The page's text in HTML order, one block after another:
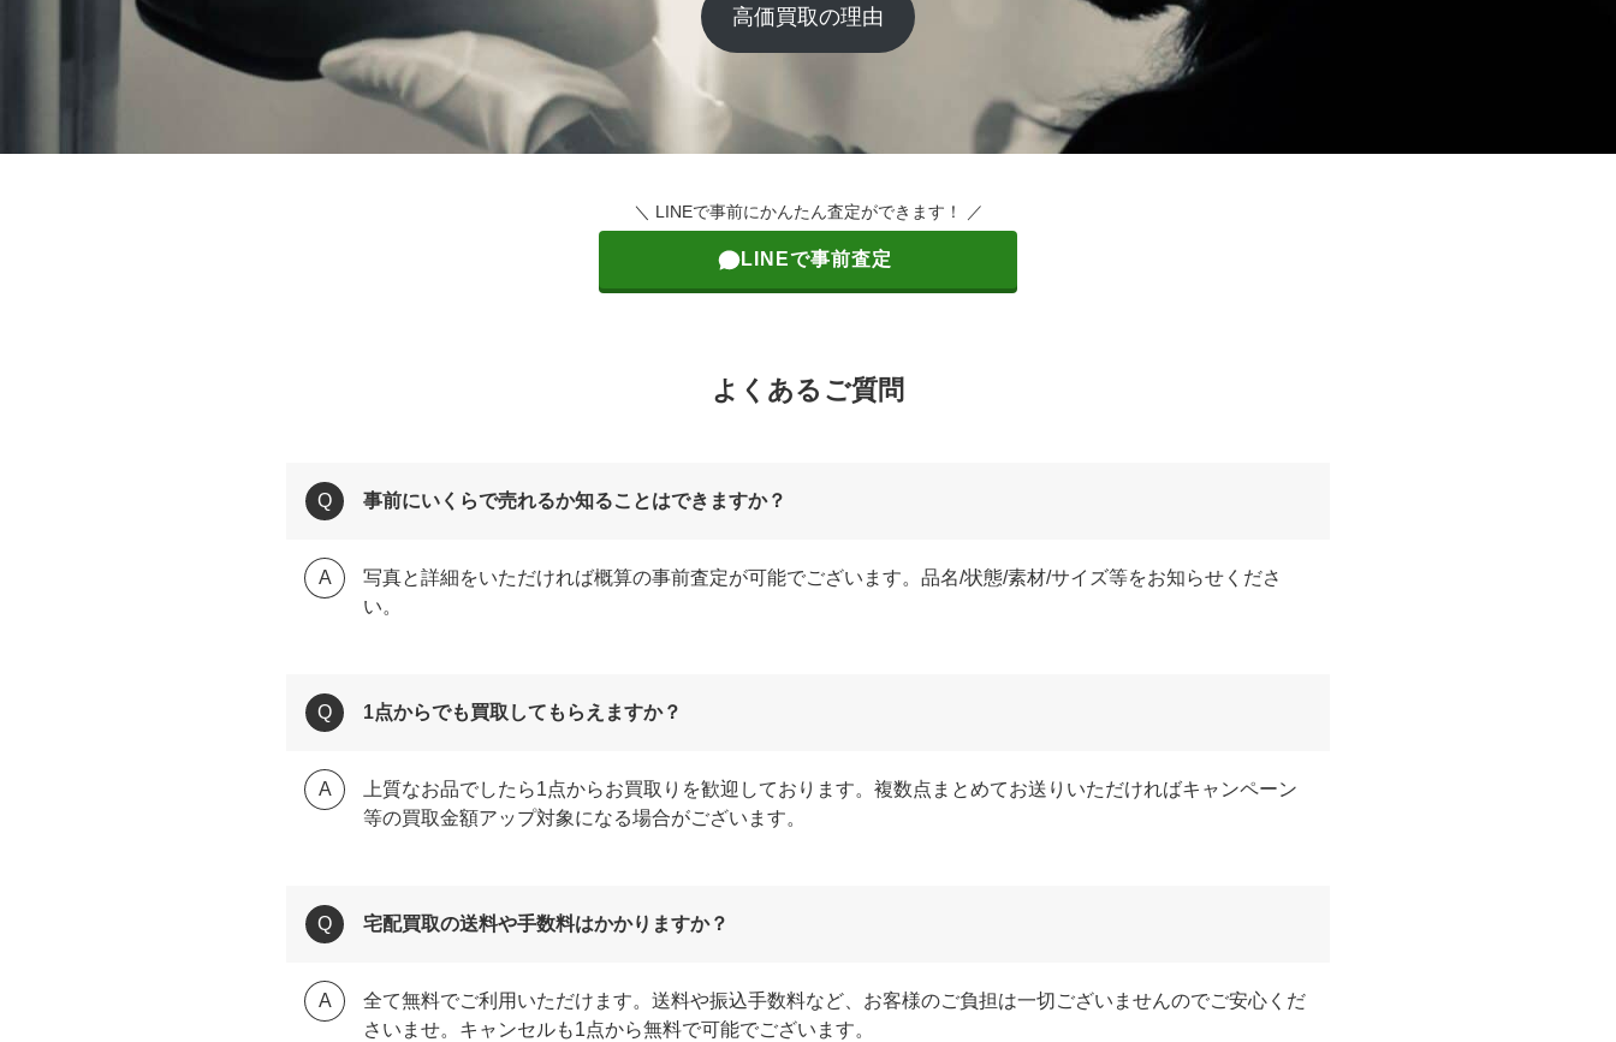
高価買取の理由
＼ LINEで事前にかんたん査定ができます！ ／
LINEで事前査定
よくあるご質問
事前にいくらで売れるか知ることはできますか？
写真と詳細をいただければ概算の事前査定が可能でございます。品名/状態/素材/サイズ等をお知らせくださ
い。
1点からでも買取してもらえますか？
上質なお品でしたら1点からお買取りを歓迎しております。複数点まとめてお送りいただければキャンペーン
等の買取金額アップ対象になる場合がございます。
宅配買取の送料や手数料はかかりますか？
全て無料でご利用いただけます。送料や振込手数料など、お客様のご負担は一切ございませんのでご安心くだ
さいませ。キャンセルも1点から無料で可能でございます。